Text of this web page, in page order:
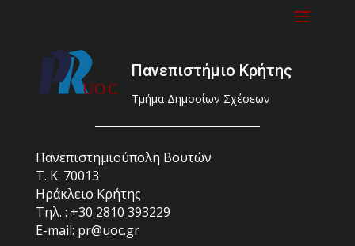
Πανεπιστήμιο Κρήτης
Τμήμα Δημοσίων Σχέσεων
Πανεπιστημιούπολη Βουτών
Τ. Κ. 70013
Ηράκλειο Κρήτης
Τηλ. : +30 2810 393229
E-mail: pr@uoc.gr